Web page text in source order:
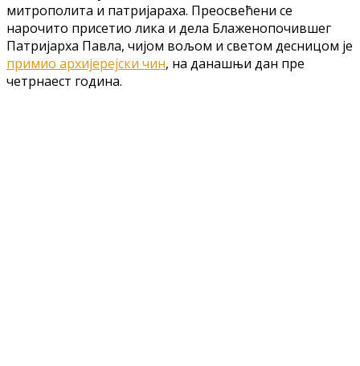
митрополита и патријараха. Преосвећени се
нарочито присетио лика и дела Блаженопочившег
Патријарха Павла, чијом вољом и светом десницом је
примио архијерејски чин, на данашњи дан пре
четрнаест година.